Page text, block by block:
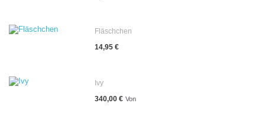
Fläschchen
14,95 €
Ivy
340,00 € Von